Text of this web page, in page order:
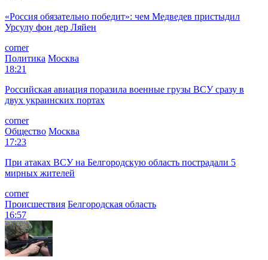
«Россия обязательно победит»: чем Медведев пристыдил
Урсулу фон дер Ляйен
corner
Политика Москва
18:21
Российская авиация поразила военные грузы ВСУ сразу в
двух украинских портах
corner
Общество Москва
17:23
При атаках ВСУ на Белгородскую область пострадали 5
мирных жителей
corner
Происшествия Белгородская область
16:57